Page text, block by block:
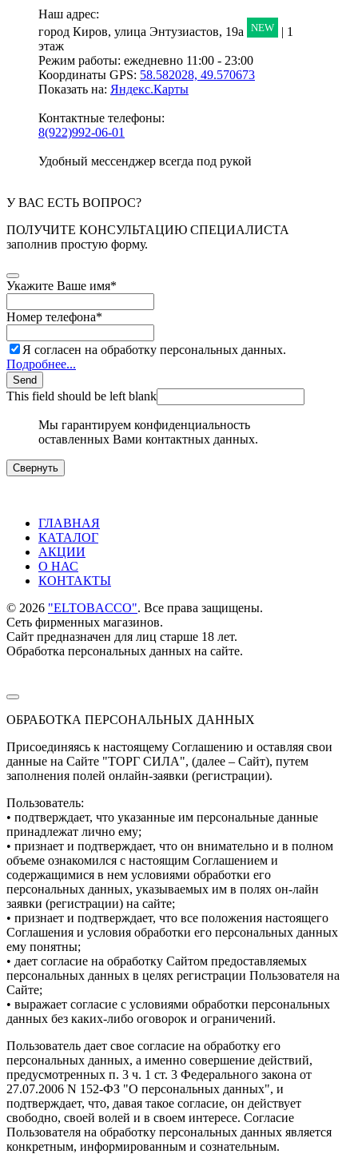
Наш адрес:
город Киров, улица Энтузиастов, 19а NEW
| 1
этаж
Режим работы: ежедневно 11:00 - 23:00
Координаты GPS: 58.582028, 49.570673
Показать на: Яндекс.Карты
Контактные телефоны:
8(922)992-06-01
Удобный мессенджер всегда под рукой
У ВАС ЕСТЬ ВОПРОС?
ПОЛУЧИТЕ КОНСУЛЬТАЦИЮ СПЕЦИАЛИСТА
заполнив простую форму.
Укажите Ваше имя*
Номер телефона*
Я согласен на обработку персональных данных.
Подробнее...
Send
This field should be left blank
Мы гарантируем конфиденциальность
оставленных Вами контактных данных.
Свернуть
ГЛАВНАЯ
КАТАЛОГ
АКЦИИ
О НАС
КОНТАКТЫ
© 2026 "ELTOBACCO". Все права защищены.
Сеть фирменных магазинов.
Сайт предназначен для лиц старше 18 лет.
Обработка персональных данных на сайте.
ОБРАБОТКА ПЕРСОНАЛЬНЫХ ДАННЫХ
Присоединяясь к настоящему Соглашению и оставляя свои
данные на Сайте "ТОРГ СИЛА", (далее – Сайт), путем
заполнения полей онлайн-заявки (регистрации).
Пользователь:
• подтверждает, что указанные им персональные данные
принадлежат лично ему;
• признает и подтверждает, что он внимательно и в полном
объеме ознакомился с настоящим Соглашением и
содержащимися в нем условиями обработки его
персональных данных, указываемых им в полях он-лайн
заявки (регистрации) на сайте;
• признает и подтверждает, что все положения настоящего
Соглашения и условия обработки его персональных данных
ему понятны;
• дает согласие на обработку Сайтом предоставляемых
персональных данных в целях регистрации Пользователя на
Сайте;
• выражает согласие с условиями обработки персональных
данных без каких-либо оговорок и ограничений.
Пользователь дает свое согласие на обработку его
персональных данных, а именно совершение действий,
предусмотренных п. 3 ч. 1 ст. 3 Федерального закона от
27.07.2006 N 152-ФЗ "О персональных данных", и
подтверждает, что, давая такое согласие, он действует
свободно, своей волей и в своем интересе. Согласие
Пользователя на обработку персональных данных является
конкретным, информированным и сознательным.